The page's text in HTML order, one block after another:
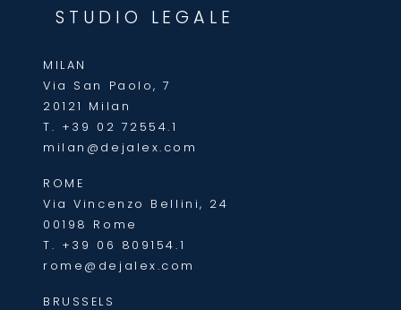
STUDIO LEGALE
MILAN
Via San Paolo, 7
20121 Milan
T. +39 02 72554.1
milan@dejalex.com
ROME
Via Vincenzo Bellini, 24
00198 Rome
T. +39 06 809154.1
rome@dejalex.com
BRUSSELS